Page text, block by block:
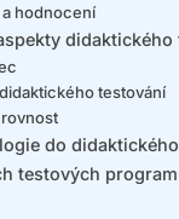
a hodnocení
didaktického
testování
do
testových